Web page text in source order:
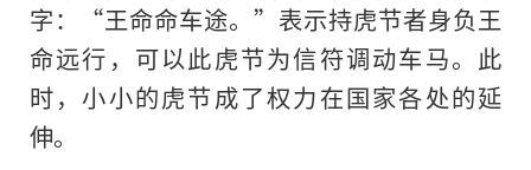
字：“王命命车途。”表示持虎节者身负王
命远行，可以此虎节为信符调动车马。此
时，小小的虎节成了权力在国家各处的延
伸。